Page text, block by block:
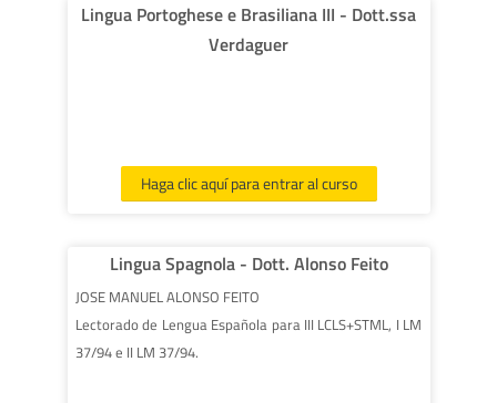
Lingua Portoghese e Brasiliana III - Dott.ssa
Verdaguer
Haga clic aquí para entrar al curso
Lingua Spagnola - Dott. Alonso Feito
JOSE MANUEL ALONSO FEITO
Lectorado de Lengua Española para III LCLS+STML, I LM
37/94 e II LM 37/94.